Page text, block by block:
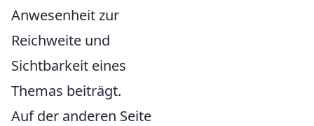
Anwesenheit zur
Reichweite und
Sichtbarkeit eines
Themas beiträgt.
Auf der anderen Seite